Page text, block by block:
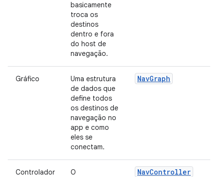
basicamente
troca os
destinos
dentro e fora
do host de
navegação.
Gráfico
Uma estrutura
de dados que
define todos
os destinos de
navegação no
app e como
eles se
conectam.
NavGraph
Controlador
O
NavController